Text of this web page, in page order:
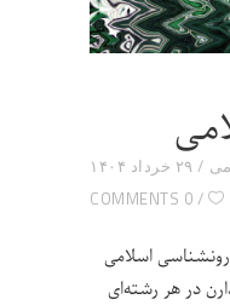
۲۹ خرداد ۱۴۰۴
0 COMMENTS
اسلامی
در هر رشته‌ای